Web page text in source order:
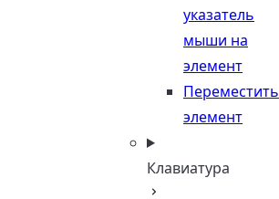
указатель
мыши на
элемент
Переместить
элемент
Клавиатура